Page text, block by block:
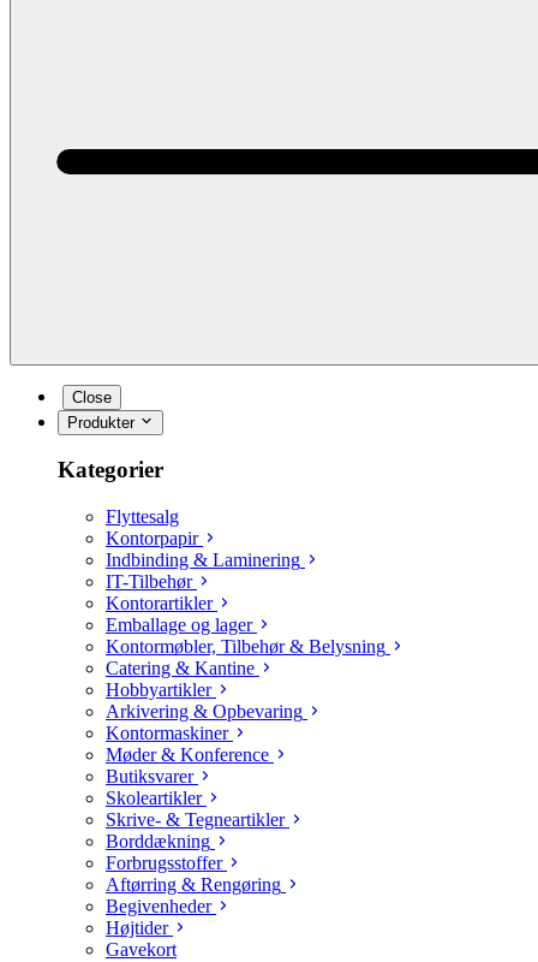
Close
Produkter
Kategorier
Flyttesalg
Kontorpapir
Indbinding & Laminering
IT-Tilbehør
Kontorartikler
Emballage og lager
Kontormøbler, Tilbehør & Belysning
Catering & Kantine
Hobbyartikler
Arkivering & Opbevaring
Kontormaskiner
Møder & Konference
Butiksvarer
Skoleartikler
Skrive- & Tegneartikler
Borddækning
Forbrugsstoffer
Aftørring & Rengøring
Begivenheder
Højtider
Gavekort